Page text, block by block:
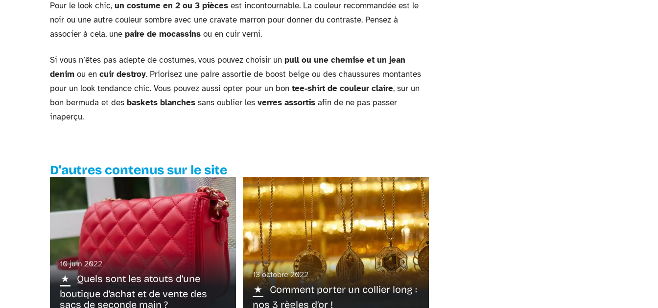
Pour le look chic, un costume en 2 ou 3 pièces est incontournable. La couleur recommandée est le
noir ou une autre couleur sombre avec une cravate marron pour donner du contraste. Pensez à
associer à cela, une paire de mocassins ou en cuir verni.
Si vous n’êtes pas adepte de costumes, vous pouvez choisir un pull ou une chemise et un jean
denim ou en cuir destroy. Priorisez une paire assortie de boost beige ou des chaussures montantes
pour un look tendance chic. Vous pouvez aussi opter pour un bon tee-shirt de couleur claire, sur un
bon bermuda et des baskets blanches sans oublier les verres assortis afin de ne pas passer
inaperçu.
D'autres contenus sur le site
10 juin 2022
Quels sont les atouts d’une
boutique d’achat et de vente des
sacs de seconde main ?
13 octobre 2022
Comment porter un collier long :
nos 3 règles d’or !